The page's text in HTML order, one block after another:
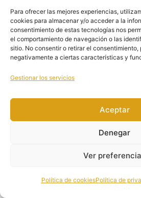
Para ofrecer las mejores experiencias,
cookies para almacenar y/o acceder a la
consentimiento de estas tecnologías nos
el comportamiento de navegación o las
sitio. No consentir o retirar el consentimiento,
negativamente a ciertas características y
Gestionar los servicios
Aceptar
Denegar
Ver
Política de cookiesPolítica de
11 lecciones, 1 cuestionario
7 Tema – Puntos críticos
sondaje vesical: desarrollo
3. Uso adecuado de lubricante en
4. Importancia de la orientación
6. Paso crítico: el cruce del